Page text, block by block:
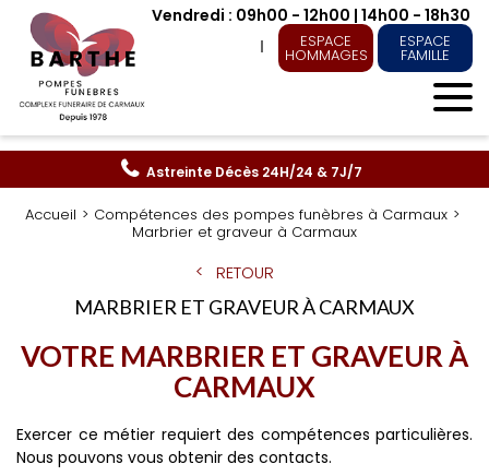
Vendredi : 09h00 - 12h00 | 14h00 - 18h30
Astreinte Décès 24H/24 & 7J/7
ESPACE
HOMMAGES
ESPACE
FAMILLE
Accueil
Compétences des pompes funèbres à Carmaux
Marbrier et graveur à Carmaux
RETOUR
MARBRIER ET GRAVEUR À CARMAUX
VOTRE MARBRIER ET GRAVEUR À
CARMAUX
Exercer ce métier requiert des compétences particulières.
Nous pouvons vous obtenir des contacts.